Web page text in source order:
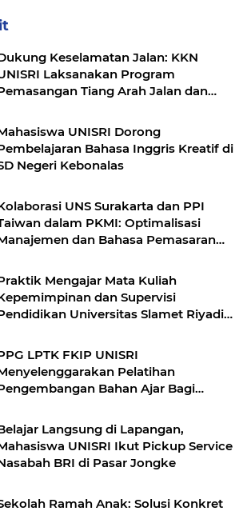
Keselamatan Jalan: KKN
Laksanakan Program
Tiang Arah Jalan dan
UNISRI Dorong
Bahasa Inggris Kreatif di
Negeri Kebonalas
UNS Surakarta dan PPI
dalam PKMI: Optimalisasi
dan Bahasa Pemasaran
Mengajar Mata Kuliah
dan Supervisi
Universitas Slamet Riyadi
LPTK FKIP UNISRI
Pelatihan
Bahan Ajar Bagi
Langsung di Lapangan,
UNISRI Ikut Pickup Service
BRI di Pasar Jongke
Ramah Anak: Solusi Konkret